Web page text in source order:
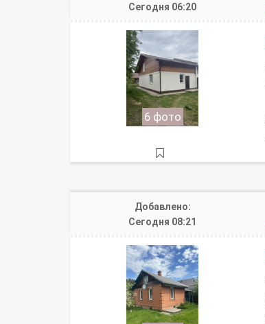
Сегодня 06:20
6 фото
Добавлено:
Сегодня 08:21